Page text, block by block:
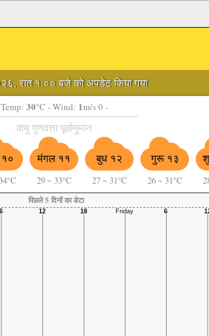
रात १:०० बजे को अपडेट किया गया
Temp: 30°C - Wind: 1m/s 0 -
वायु गुणवत्ता पूर्वानुमान
१०
34°C
मंगल ११
29 ~ 33°C
बुध १२
27 ~ 31°C
गुरू १३
26 ~ 31°C
पिछले 5 दिनों का डेटा